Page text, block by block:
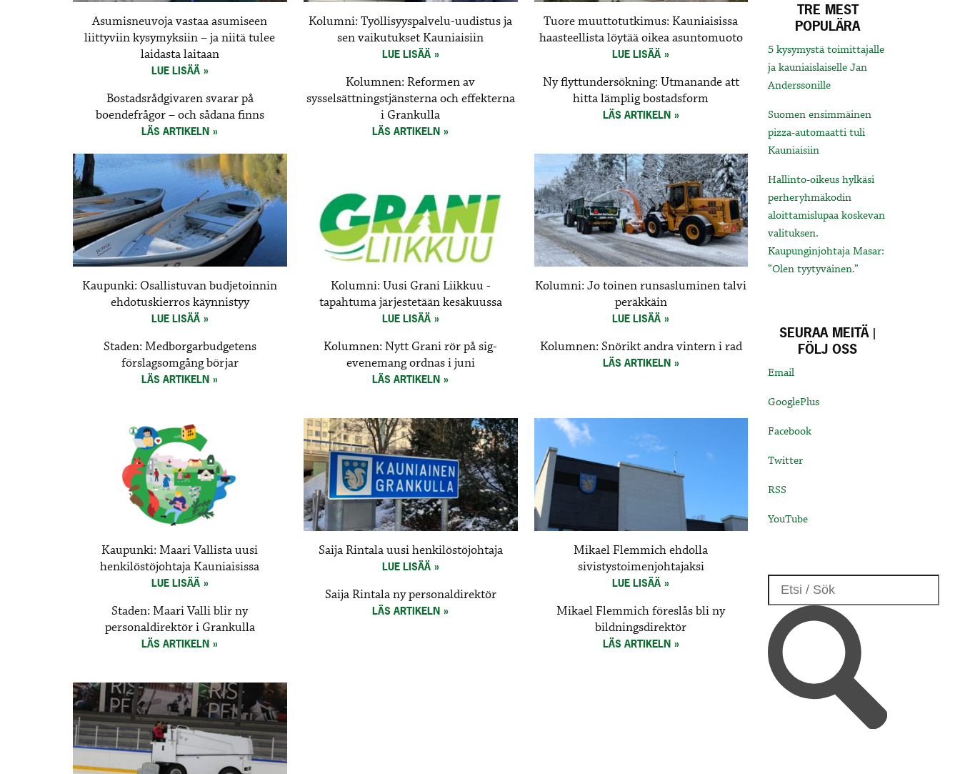
Asumisneuvoja vastaa asumiseen
liittyviin kysymyksiin – ja niitä tulee
laidasta laitaan
LUE LISÄÄ
Bostadsrådgivaren svarar på
boendefrågor – och sådana finns
LÄS ARTIKELN
Kolumni: Työllisyyspalvelu-uudistus ja
sen vaikutukset Kauniaisiin
LUE LISÄÄ
Kolumnen: Reformen av
sysselsättningstjänsterna och effekterna
i Grankulla
LÄS ARTIKELN
Tuore muuttotutkimus: Kauniaisissa
haasteellista löytää oikea asuntomuoto
LUE LISÄÄ
Ny flyttundersökning: Utmanande att
hitta lämplig bostadsform
LÄS ARTIKELN
Kaupunki: Osallistuvan budjetoinnin
ehdotuskierros käynnistyy
LUE LISÄÄ
Staden: Medborgarbudgetens
förslagsomgång börjar
LÄS ARTIKELN
Kolumni: Uusi Grani Liikkuu -
tapahtuma järjestetään kesäkuussa
LUE LISÄÄ
Kolumnen: Nytt Grani rör på sig-
evenemang ordnas i juni
LÄS ARTIKELN
Kolumni: Jo toinen runsasluminen talvi
peräkkäin
LUE LISÄÄ
Kolumnen: Snörikt andra vintern i rad
LÄS ARTIKELN
Kaupunki: Maari Vallista uusi
henkilöstöjohtaja Kauniaisissa
LUE LISÄÄ
Staden: Maari Valli blir ny
personaldirektör i Grankulla
LÄS ARTIKELN
Saija Rintala uusi henkilöstöjohtaja
LUE LISÄÄ
Saija Rintala ny personaldirektör
LÄS ARTIKELN
Mikael Flemmich ehdolla
sivistystoimenjohtajaksi
LUE LISÄÄ
Mikael Flemmich föreslås bli ny
bildningsdirektör
LÄS ARTIKELN
TRE MEST
POPULÄRA
5 kysymystä toimittajalle
ja kauniaislaiselle Jan
Anderssonille
Suomen ensimmäinen
pizza-automaatti tuli
Kauniaisiin
Hallinto-oikeus hylkäsi
perheryhmäkodin
aloittamislupaa koskevan
valituksen.
Kaupunginjohtaja Masar:
“Olen tyytyväinen.”
SEURAA MEITÄ |
FÖLJ OSS
Email
GooglePlus
Facebook
Twitter
RSS
YouTube